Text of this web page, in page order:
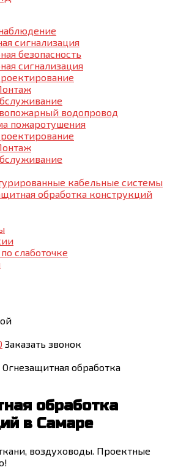
сигнализация
безопасность
сигнализация
водопровод
пожаротушения
кабельные системы
обработка конструкций
слаботочке
Заказать звонок
Огнезащитная обработка
обработка
в Самаре
воздуховоды. Проектные